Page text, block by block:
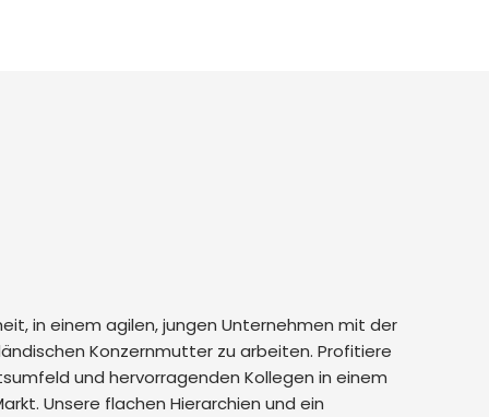
in einem agilen, jungen Unternehmen mit der
Konzernmutter zu arbeiten. Profitiere
und hervorragenden Kollegen in einem
Unsere flachen Hierarchien und ein